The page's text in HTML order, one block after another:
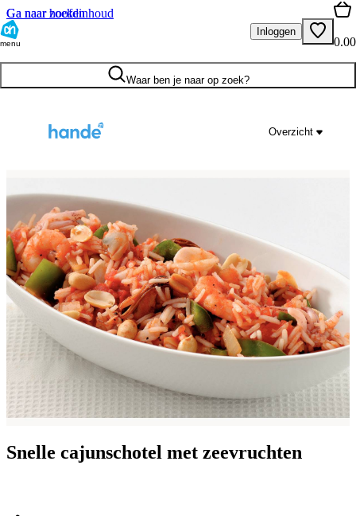
Ga naar hoofdinhoud
Ga naar zoeken
menu
Inloggen
0.00
Waar ben je naar op zoek?
Overzicht
Snelle cajunschotel met zeevruchten